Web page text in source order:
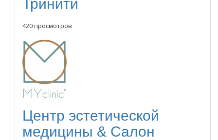
Тринити
420 просмотров
Центр эстетической
медицины & Салон